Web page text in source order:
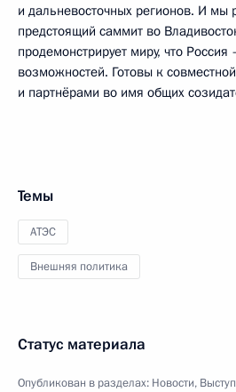
и дальневосточных регионов. И мы
предстоящий саммит во
продемонстрирует миру, что
возможностей. Готовы к
и партнёрами во имя общих
Темы
АТЭС
Внешняя политика
Статус материала
Опубликован в разделах: Новости,